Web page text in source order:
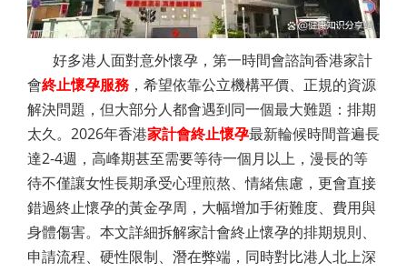
好多港人面對意外懷孕，第一時間會諮詢香港家計
會終止懷孕服務 ，希望依靠公立機構平價、正規的資源
解決問題，但大部分人都會遇到同一個最大難題：排期
太久。2026年香港家計會終止懷孕最新輪候時間普遍長
達2-4週，高峰期甚至需要等待一個月以上，漫長的等
待不僅讓女性長期承受心理煎熬、情緒焦慮，更會直接
錯過終止懷孕的黃金孕周，大幅增加手術難度、費用與
身體傷害。本文詳細拆解家計會終止懷孕的排期規則、
申請流程、硬性限制、潛在弊端，同時對比港人北上深